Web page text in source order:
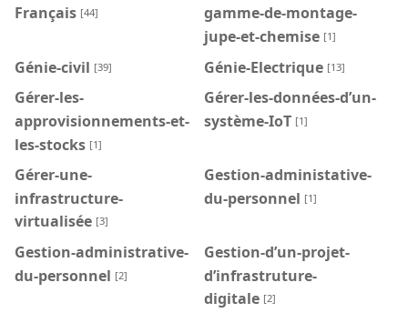
Français [44]
gamme-de-montage-
jupe-et-chemise [1]
Génie-civil [39] Génie-Electrique [13]
Gérer-les-
approvisionnements-et-
les-stocks [1]
Gérer-les-données-d’un-
système-IoT [1]
Gérer-une-
infrastructure-
virtualisée [3]
Gestion-administative-
du-personnel [1]
Gestion-administrative-
du-personnel [2]
Gestion-d’un-projet-
d’infrastruture-
digitale [2]